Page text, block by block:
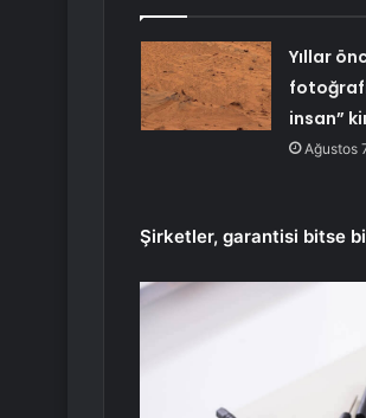
Yıllar
insan”
Ağustos
Şirketler, garantisi bitse